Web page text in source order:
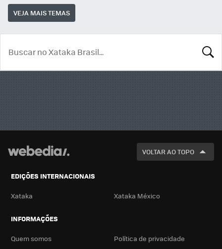
VEJA MAIS TEMAS
VOLTAR AO TOPO
EDIÇÕES INTERNACIONAIS
Xataka Xataka México
INFORMAÇÕES
Quem somos Política de privacidade